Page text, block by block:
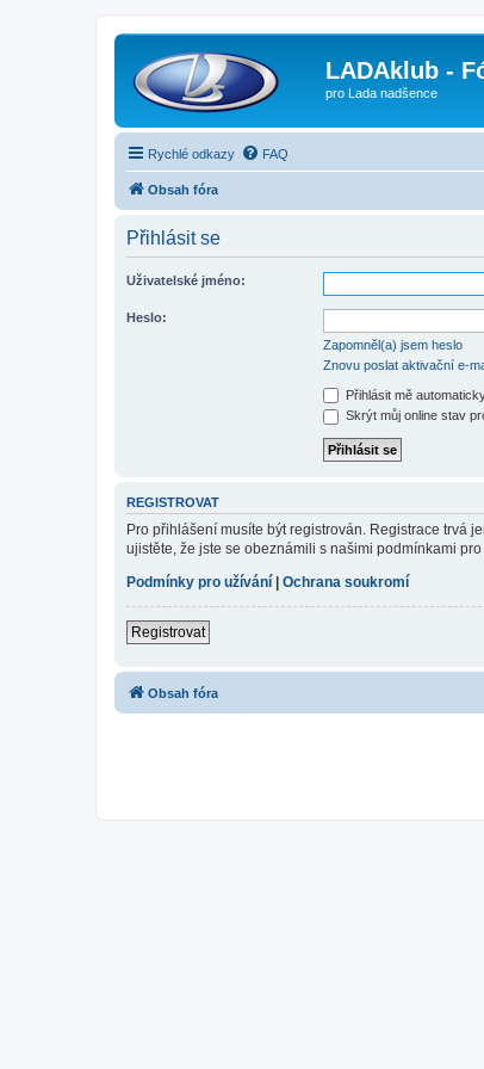
LADAklub -
pro Lada nadšence
Rychlé odkazy FAQ
Obsah fóra
Přihlásit se
Uživatelské jméno:
Heslo:
Zapomněl(a) jsem heslo
Znovu poslat aktivační e-
Přihlásit mě
Skrýt můj online stav
REGISTROVAT
Pro přihlášení musíte být registrován. Registrace trvá
ujistěte, že jste se obeznámili s našimi podmínkami
Podmínky pro užívání
Ochrana soukromí
Registrovat
Obsah fóra